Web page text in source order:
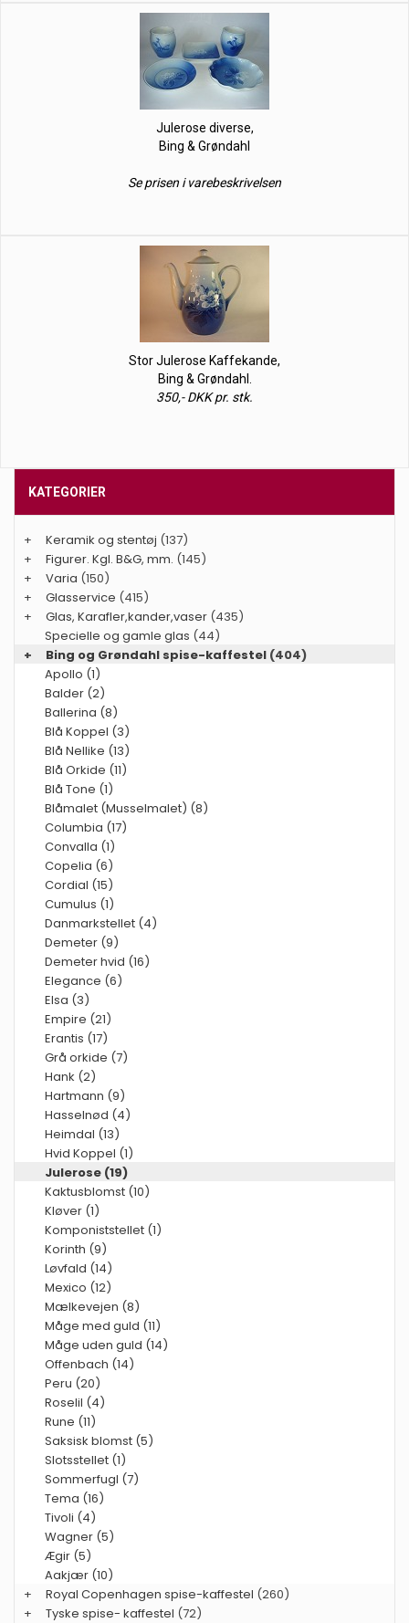
Julerose diverse,
Bing & Grøndahl
Se prisen i varebeskrivelsen
Stor Julerose Kaffekande,
Bing & Grøndahl.
350,- DKK pr. stk.
KATEGORIER
+ Keramik og stentøj (137)
+
Figurer. Kgl. B&G, mm. (145)
+
Varia (150)
+
Glasservice (415)
+
Glas, Karafler,kander,vaser (435)
Specielle og gamle glas (44)
+
Bing og Grøndahl spise-kaffestel (404)
Apollo (1)
Balder (2)
Ballerina (8)
Blå Koppel (3)
Blå Nellike (13)
Blå Orkide (11)
Blå Tone (1)
Blåmalet (Musselmalet) (8)
Columbia (17)
Convalla (1)
Copelia (6)
Cordial (15)
Cumulus (1)
Danmarkstellet (4)
Demeter (9)
Demeter hvid (16)
Elegance (6)
Elsa (3)
Empire (21)
Erantis (17)
Grå orkide (7)
Hank (2)
Hartmann (9)
Hasselnød (4)
Heimdal (13)
Hvid Koppel (1)
Julerose (19)
Kaktusblomst (10)
Kløver (1)
Komponiststellet (1)
Korinth (9)
Løvfald (14)
Mexico (12)
Mælkevejen (8)
Måge med guld (11)
Måge uden guld (14)
Offenbach (14)
Peru (20)
Roselil (4)
Rune (11)
Saksisk blomst (5)
Slotsstellet (1)
Sommerfugl (7)
Tema (16)
Tivoli (4)
Wagner (5)
Ægir (5)
Aakjær (10)
+
Royal Copenhagen spise-kaffestel (260)
+
Tyske spise- kaffestel (72)